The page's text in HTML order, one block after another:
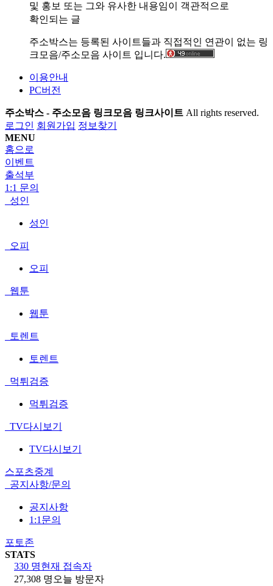
및 홍보 또는 그와 유사한 내용임이 객관적으로
확인되는 글
주소박스는 등록된 사이트들과 직접적인 연관이 없는 링
크모음/주소모음 사이트 입니다.
이용안내
PC버전
주소박스 - 주소모음 링크모음 링크사이트 All rights reserved.
로그인 회원가입 정보찾기
MENU
홈으로
이벤트
출석부
1:1 문의
성인
성인
오피
오피
웹툰
웹툰
토렌트
토렌트
먹튀검증
먹튀검증
TV다시보기
TV다시보기
스포츠중계
공지사항/문의
공지사항
1:1문의
포토존
STATS
330 명현재 접속자
27,308 명오늘 방문자